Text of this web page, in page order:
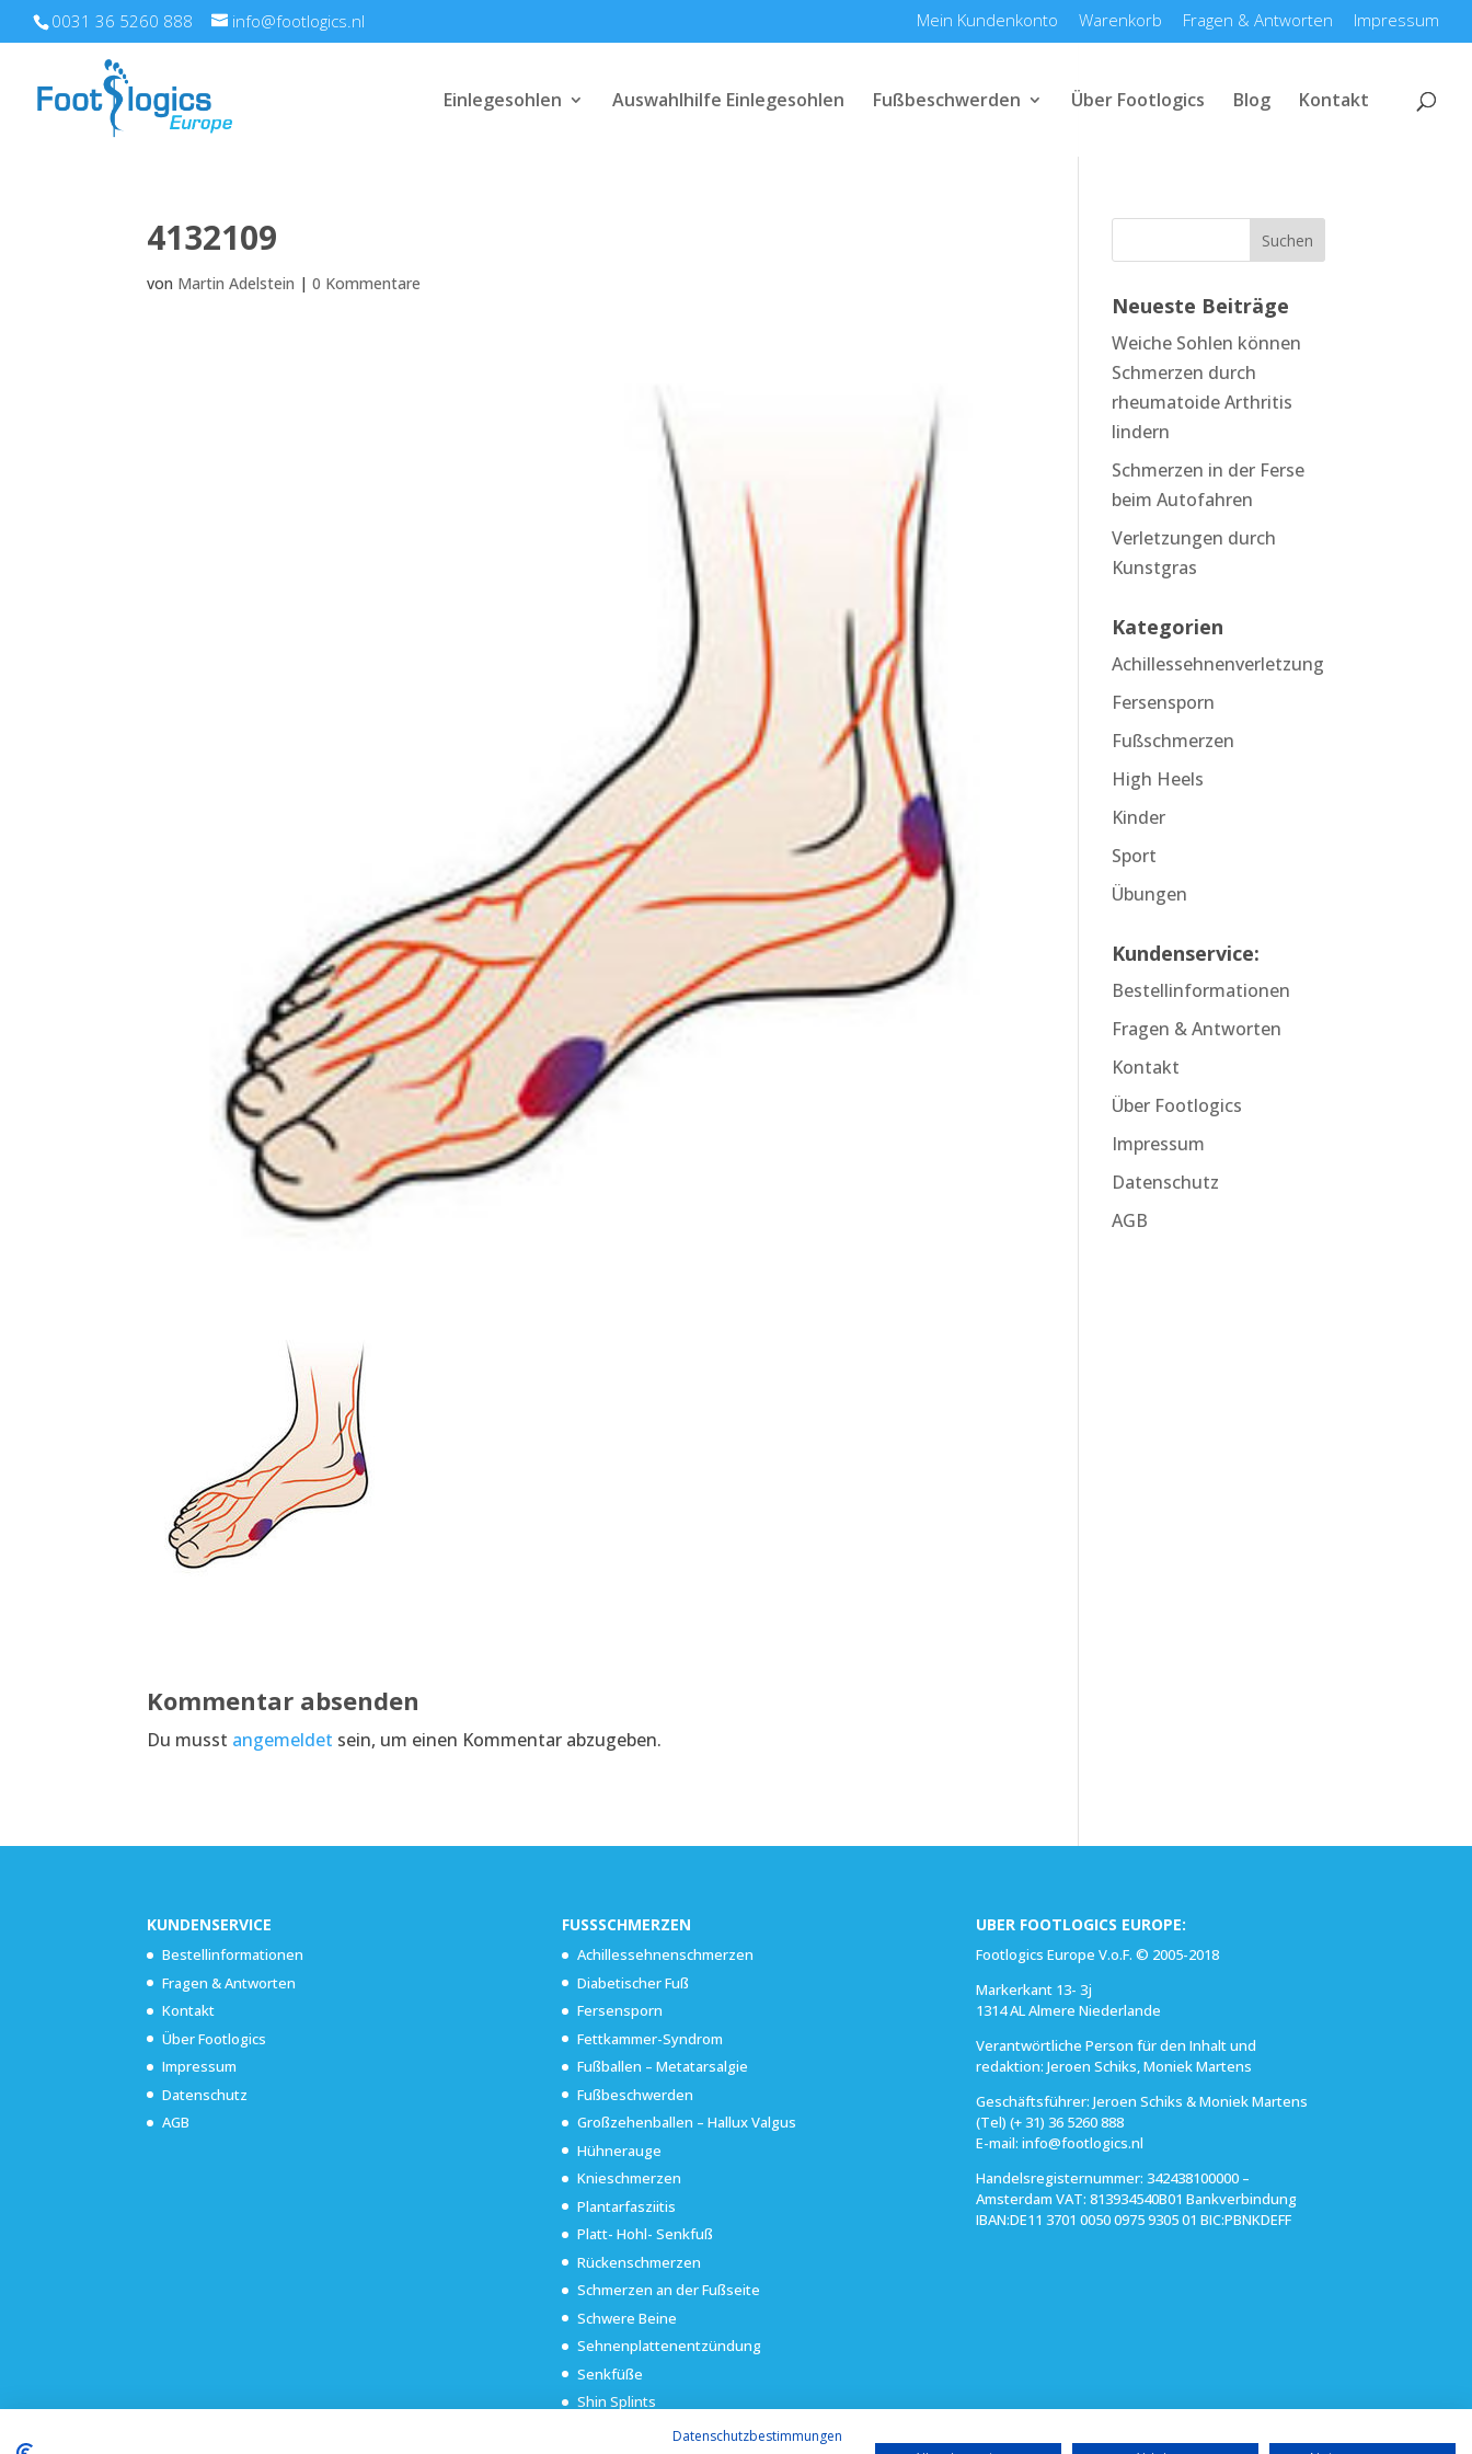
0031 36 5260 888 info@footlogics.nl Mein Kundenkonto Warenkorb Fragen & Antworten Impressum
Einlegesohlen Auswahlhilfe Einlegesohlen Fußbeschwerden Über Footlogics Blog Kontakt
4132109
von Martin Adelstein |0 Kommentare
Kommentar absenden
Du musst angemeldet sein, um einen Kommentar abzugeben.
Neueste Beiträge
Weiche Sohlen können
Schmerzen durch
rheumatoide Arthritis
lindern
Schmerzen in der Ferse
beim Autofahren
Verletzungen durch
Kunstgras
Kategorien
Achillessehnenverletzung
Fersensporn
Fußschmerzen
High Heels
Kinder
Sport
Übungen
Kundenservice:
Bestellinformationen
Fragen & Antworten
Kontakt
Über Footlogics
Impressum
Datenschutz
AGB
KUNDENSERVICE
Bestellinformationen
Fragen & Antworten
Kontakt
Über Footlogics
Impressum
Datenschutz
AGB
FUSSSCHMERZEN
Achillessehnenschmerzen
Diabetischer Fuß
Fersensporn
Fettkammer-Syndrom
Fußballen – Metatarsalgie
Fußbeschwerden
Großzehenballen – Hallux Valgus
Hühnerauge
Knieschmerzen
Plantarfasziitis
Platt- Hohl- Senkfuß
Rückenschmerzen
Schmerzen an der Fußseite
Schwere Beine
Sehnenplattenentzündung
Senkfüße
Shin Splints
Überpronation
UBER FOOTLOGICS EUROPE:
Footlogics Europe V.o.F. © 2005-2018
Markerkant 13- 3j
1314 AL Almere Niederlande
Verantwörtliche Person für den Inhalt und
redaktion: Jeroen Schiks, Moniek Martens
Geschäftsführer: Jeroen Schiks & Moniek Martens
(Tel) (+ 31) 36 5260 888
E-mail: info@footlogics.nl
Handelsregisternummer: 342438100000 –
Amsterdam VAT: 813934540B01 Bankverbindung
IBAN:DE11 3701 0050 0975 9305 01 BIC:PBNKDEFF
Datenschutzbestimmungen